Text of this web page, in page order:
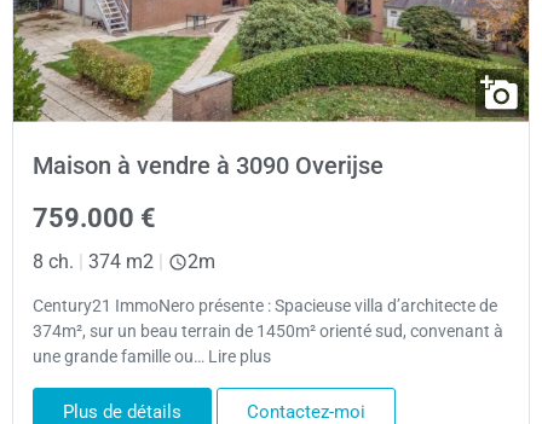
Maison à vendre à 3090 Overijse
759.000 €
8 ch. | 374 m2 | 2m
Century21 ImmoNero présente : Spacieuse villa d’architecte de
374m², sur un beau terrain de 1450m² orienté sud, convenant à
une grande famille ou… Lire plus
Plus de détails Contactez-moi